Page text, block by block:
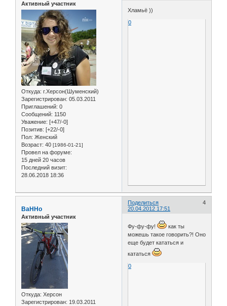
Активный участник
Откуда: г.Херсон(Шуменский)
Зарегистрирован: 05.03.2011
Приглашений: 0
Сообщений: 1150
Уважение: [+47/-0]
Позитив: [+22/-0]
Пол: Женский
Возраст: 40 [1986-01-21]
Провел на форуме:
15 дней 20 часов
Последний визит:
28.06.2018 18:36
Хламьё ))
0
Поделиться
4
20.04.2012 17:51
BaHHo
Активный участник
Откуда: Херсон
Зарегистрирован: 19.03.2011
Фу-фу-фу!
как ты
можешь такое говорить?! Оно
еще будет кататься и
кататься
0